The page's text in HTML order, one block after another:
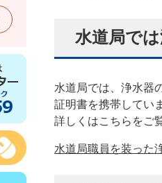
水道局で
水道局では、浄水器
証明書を携帯してい
詳しくはこちらをご
水道局職員を装った